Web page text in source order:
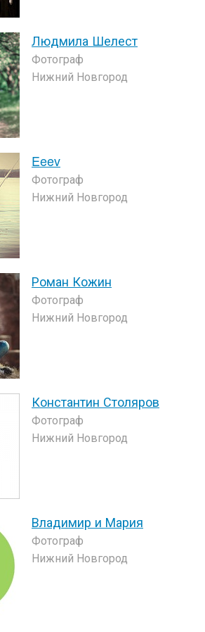
Людмила Шелест
Фотограф
Нижний Новгород
Eeev
Фотограф
Нижний Новгород
Роман Кожин
Фотограф
Нижний Новгород
Константин Столяров
Фотограф
Нижний Новгород
Владимир и Мария
Фотограф
Нижний Новгород